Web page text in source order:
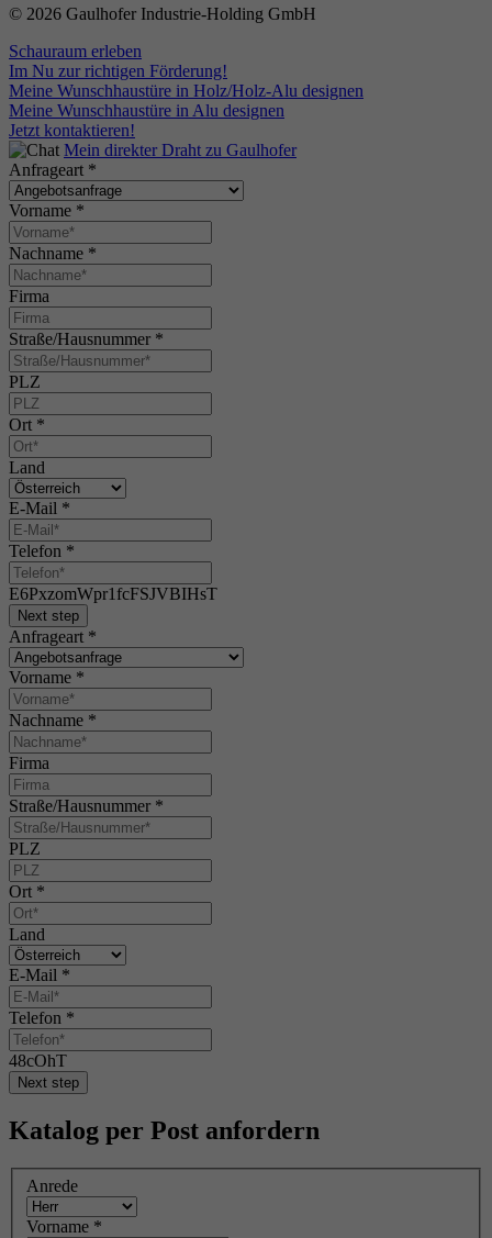
© 2026 Gaulhofer Industrie-Holding GmbH
Schauraum erleben
Im Nu zur richtigen Förderung!
Meine Wunschhaustüre in Holz/Holz-Alu designen
Meine Wunschhaustüre in Alu designen
Jetzt kontaktieren!
Mein direkter Draht zu Gaulhofer
Anfrageart *
Vorname *
Nachname *
Firma
Straße/Hausnummer *
PLZ
Ort *
Land
E-Mail *
Telefon *
E6PxzomWpr1fcFSJVBIHsT
Next step
Anfrageart *
Vorname *
Nachname *
Firma
Straße/Hausnummer *
PLZ
Ort *
Land
E-Mail *
Telefon *
48cOhT
Next step
Katalog per Post anfordern
Anrede
Vorname *